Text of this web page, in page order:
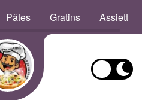
Pâtes Gratins Assiettes